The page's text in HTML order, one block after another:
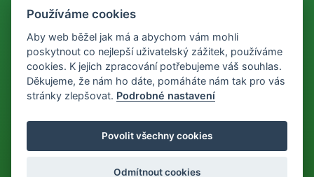
+420 226 804 900
info@ecoclean-praha.cz
Podle zákona o evidenci tržeb je prodávající povinen vystavit
kupujícímu účtenku. Zároveň je povinen zaevidovat přijatou tržbu u
správce daně online, v případě technického výpadku pak nejpozději
Používáme cookies
Aby web běžel jak má a abychom vám mohli
poskytnout co nejlepší uživatelský zážitek, používáme
cookies. K jejich zpracování potřebujeme váš souhlas.
Děkujeme, že nám ho dáte, pomáháte nám tak pro vás
stránky zlepšovat. Podrobné nastavení
Povolit všechny cookies
Odmítnout cookies